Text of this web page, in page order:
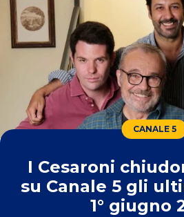
CANALE 5
I Cesaroni
su Canale 5 gli
1° giugno